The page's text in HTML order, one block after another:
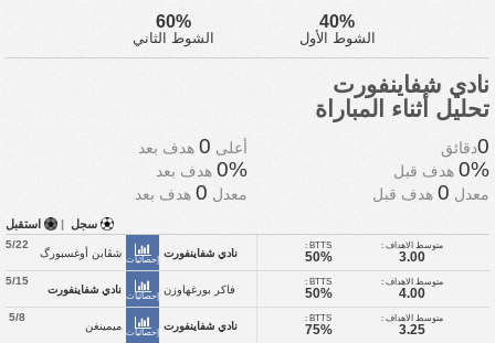
40%
الشوط الأول
60%
الشوط الثاني
نادي شفاينفورت
تحليل أثناء المباراة
0دقائق أعلى 0 هدف بعد
0% هدف قبل 0% هدف بعد
معدل 0 هدف قبل معدل 0 هدف بعد
سجل استقبل
5/22
شڤابن أوغسبورگ
إحصائيات
نادي شفاينفورت
متوسط الاهداف :
3.00
BTTS :
50%
5/15
نادي شفاينفورت
إحصائيات
فاكر بورغهاوزن
متوسط الاهداف :
4.00
BTTS :
50%
5/8
ميمينغن
إحصائيات
نادي شفاينفورت
متوسط الاهداف :
3.25
BTTS :
75%